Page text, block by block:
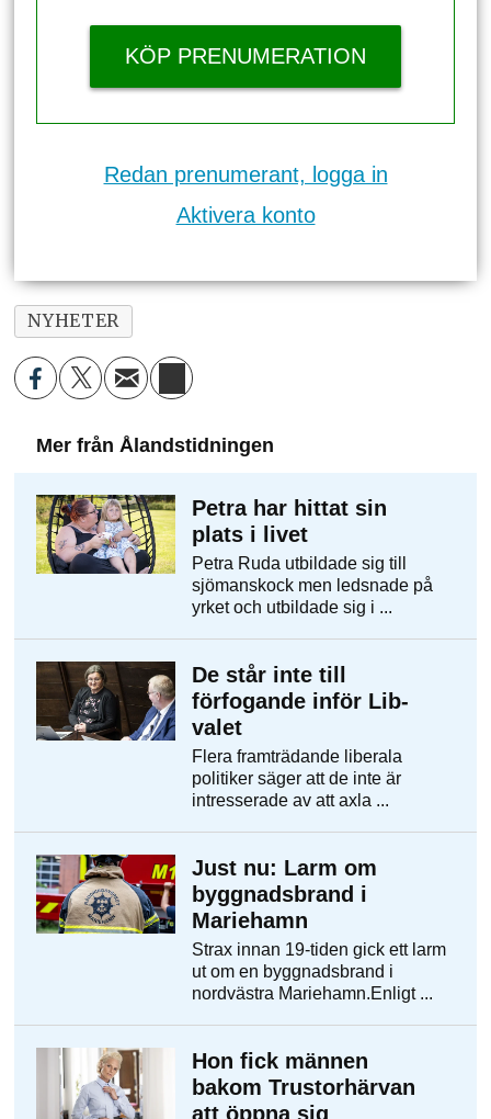
KÖP PRENUMERATION
Redan prenumerant, logga in
Aktivera konto
NYHETER